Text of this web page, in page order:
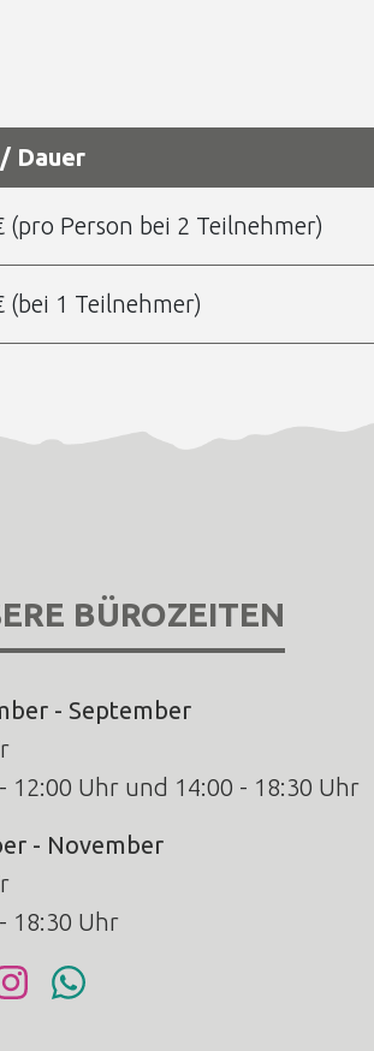
Dauer
(pro Person bei 2 Teilnehmer)
(bei 1 Teilnehmer)
BÜROZEITEN
- September
12:00 Uhr und 14:00 - 18:30 Uhr
- November
18:30 Uhr